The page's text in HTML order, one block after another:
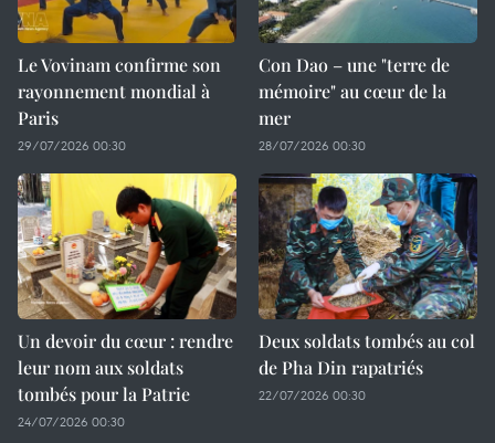
Le Vovinam confirme son
rayonnement mondial à
Paris
29/07/2026 00:30
Con Dao – une "terre de
mémoire" au cœur de la
mer
28/07/2026 00:30
Un devoir du cœur : rendre
leur nom aux soldats
tombés pour la Patrie
24/07/2026 00:30
Deux soldats tombés au col
de Pha Din rapatriés
22/07/2026 00:30